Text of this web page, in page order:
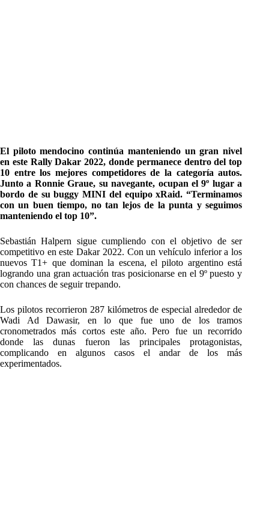
El piloto mendocino continúa manteniendo un gran nivel
en este Rally Dakar 2022, donde permanece dentro del top
10 entre los mejores competidores de la categoría autos.
Junto a Ronnie Graue, su navegante, ocupan el 9º lugar a
bordo de su buggy MINI del equipo xRaid. “Terminamos
con un buen tiempo, no tan lejos de la punta y seguimos
manteniendo el top 10”.
Sebastián Halpern sigue cumpliendo con el objetivo de ser
competitivo en este Dakar 2022. Con un vehículo inferior a los
nuevos T1+ que dominan la escena, el piloto argentino está
logrando una gran actuación tras posicionarse en el 9º puesto y
con chances de seguir trepando.
Los pilotos recorrieron 287 kilómetros de especial alrededor de
Wadi Ad Dawasir, en lo que fue uno de los tramos
cronometrados más cortos este año. Pero fue un recorrido
donde las dunas fueron las principales protagonistas,
complicando en algunos casos el andar de los más
experimentados.